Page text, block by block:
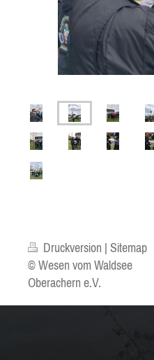
Druckversion | Sitemap
© Wesen vom Waldsee
Oberachern e.V.